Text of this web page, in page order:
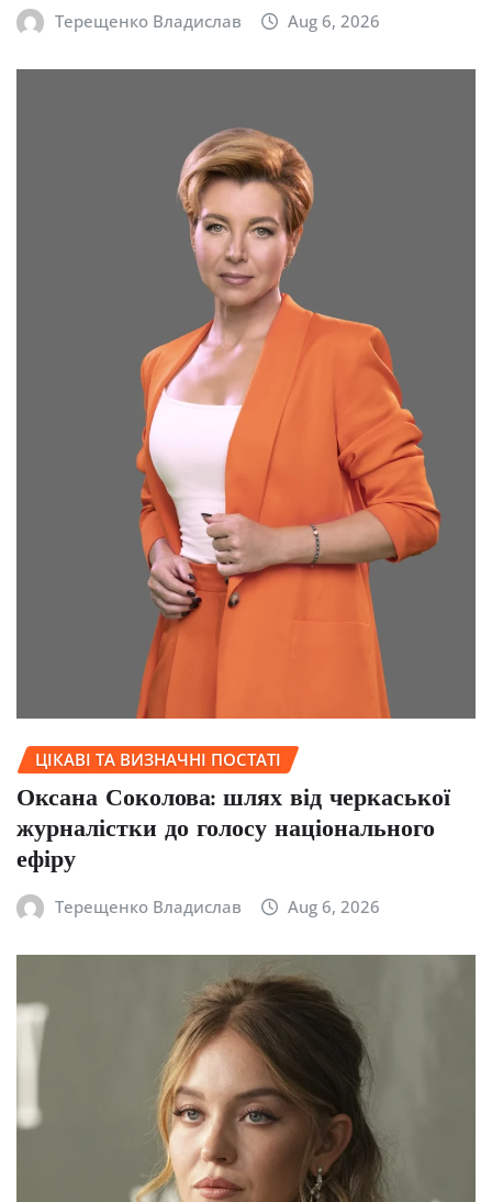
Терещенко Владислав Aug 6, 2026
ЦІКАВІ ТА ВИЗНАЧНІ ПОСТАТІ
Оксана Соколова: шлях від черкаської
журналістки до голосу національного
ефіру
Терещенко Владислав Aug 6, 2026